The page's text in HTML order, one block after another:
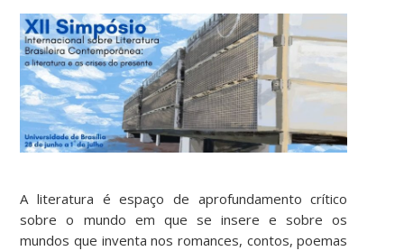
A literatura é espaço de aprofundamento crítico
sobre o mundo em que se insere e sobre os
mundos que inventa nos romances, contos, poemas